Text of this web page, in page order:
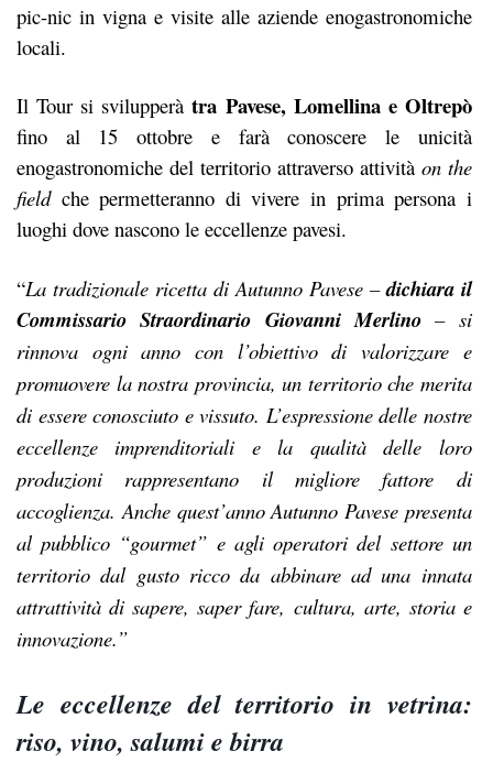
pic-nic in vigna e visite alle aziende enogastronomiche
locali.
Il Tour si svilupperàtra Pavese, Lomellina e Oltrepò
fino al 15 ottobre e farà conoscere le unicità
enogastronomiche del territorio attraverso attività on the
fieldche permetteranno di vivere in prima persona i
luoghi dove nascono le eccellenze pavesi.
“La tradizionale ricetta di Autunno Pavese –dichiara il
Commissario Straordinario Giovanni Merlino – si
rinnova ogni anno con l’obiettivo di valorizzare e
promuovere la nostra provincia, un territorioche merita
di essere conosciuto e vissuto. L’espressione delle nostre
eccellenze imprenditoriali e la qualità delle loro
produzioni rappresentano il migliore fattore di
accoglienza. Anche quest’annoAutunno Pavese presenta
al pubblico “gourmet” e agli operatori del settore un
territorio dal gusto ricco da abbinare ad una innata
attrattività di sapere, saper fare, cultura, arte, storia e
innovazione.”
Le eccellenze del territorio in vetrina:
riso, vino, salumi e birra